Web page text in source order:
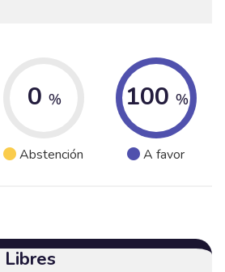
0 %
Abstención
100 %
A favor
Libres